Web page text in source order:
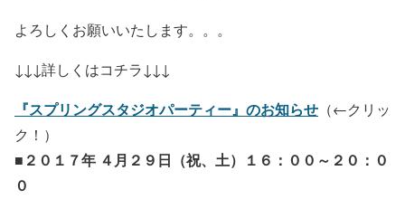
よろしくお願いいたします。。。
↓↓↓詳しくはコチラ↓↓↓
『スプリングスタジオパーティー』のお知らせ （←クリッ
ク！）
■２０１７年 ４月２９日（祝、土）１６：００～２０：０
０